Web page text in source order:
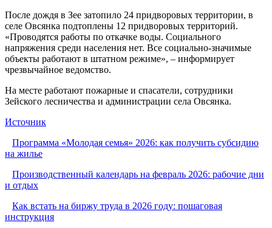
После дождя в Зее затопило 24 придворовых территории, в
селе Овсянка подтоплены 12 придворовых территорий.
«Проводятся работы по откачке воды. Социального
напряжения среди населения нет. Все социально-значимые
объекты работают в штатном режиме», – информирует
чрезвычайное ведомство.
На месте работают пожарные и спасатели, сотрудники
Зейского лесничества и администрации села Овсянка.
Источник
Программа «Молодая семья» 2026: как получить субсидию
на жилье
Производственный календарь на февраль 2026: рабочие дни
и отдых
Как встать на биржу труда в 2026 году: пошаговая
инструкция